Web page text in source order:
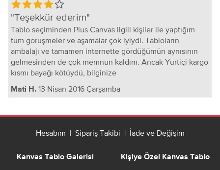
Teşekkür ederim
Tablo seçiminden Plus Canvas ilgili kişiler ile yaptığım
tüm görüşmeler ve aşamalar çok iyiydi. Tabloların
ambalajı ve tamamen internette gördüğümün aynısının
gelmesinden de çok memnun kaldım. Ancak Yurtiçi kargo
kısmı bayağı kötüydü, bilginize
Mati H. 13 Nisan 2016 Çarşamba
Hesabım | Sipariş Takibi | İade ve Değişim
Kanvas Tablo Galerisi Kişiye Özel Kanvas Tablo